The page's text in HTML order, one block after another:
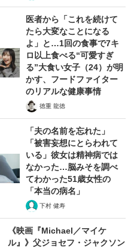
医者から「これを続けて
たら大変なことになる
よ」と…1回の食事で7キ
ロ以上食べる“可愛すぎ
る”大食い女子（24）が明
かす、フードファイター
のリアルな健康事情
徳重 龍徳
「夫の名前を忘れた」
「被害妄想にとらわれて
いる」彼女は精神病では
なかった…脳みそを調べ
てわかった51歳女性の
「本当の病名」
下村 健寿
《映画『Michael／マイケ
ル』》父ジョセフ・ジャクソン